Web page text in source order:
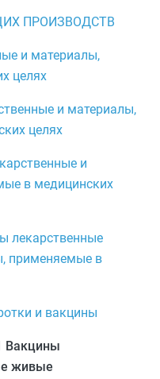
ПРОИЗВОДСТВ
и материалы,
целях
и материалы,
целях
и
в медицинских
лекарственные
применяемые в
и вакцины
Вакцины
живые